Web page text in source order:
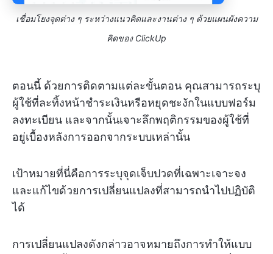
เชื่อมโยงจุดต่าง ๆ ระหว่างแนวคิดและงานต่าง ๆ ด้วยแผนผังความ
คิดของ ClickUp
ตอนนี้ ด้วยการติดตามแต่ละขั้นตอน คุณสามารถระบุ
ผู้ใช้ที่ละทิ้งหน้าชำระเงินหรือหยุดชะงักในแบบฟอร์ม
ลงทะเบียน และจากนั้นเจาะลึกพฤติกรรมของผู้ใช้ที่
อยู่เบื้องหลังการออกจากระบบเหล่านั้น
เป้าหมายที่นี่คือการระบุจุดเจ็บปวดที่เฉพาะเจาะจง
และแก้ไขด้วยการเปลี่ยนแปลงที่สามารถนำไปปฏิบัติ
ได้
การเปลี่ยนแปลงดังกล่าวอาจหมายถึงการทำให้แบบ